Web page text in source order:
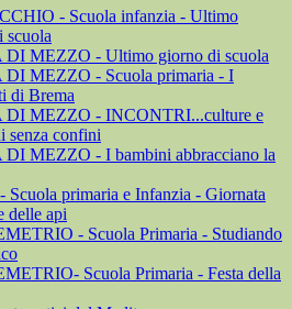
- Scuola infanzia - Ultimo
scuola
DI MEZZO - Ultimo giorno di scuola
DI MEZZO - Scuola primaria - I
di Brema
DI MEZZO - INCONTRI...culture e
senza confini
DI MEZZO - I bambini abbracciano la
Scuola primaria e Infanzia - Giornata
delle api
- Scuola Primaria - Studiando
Scuola Primaria - Festa della